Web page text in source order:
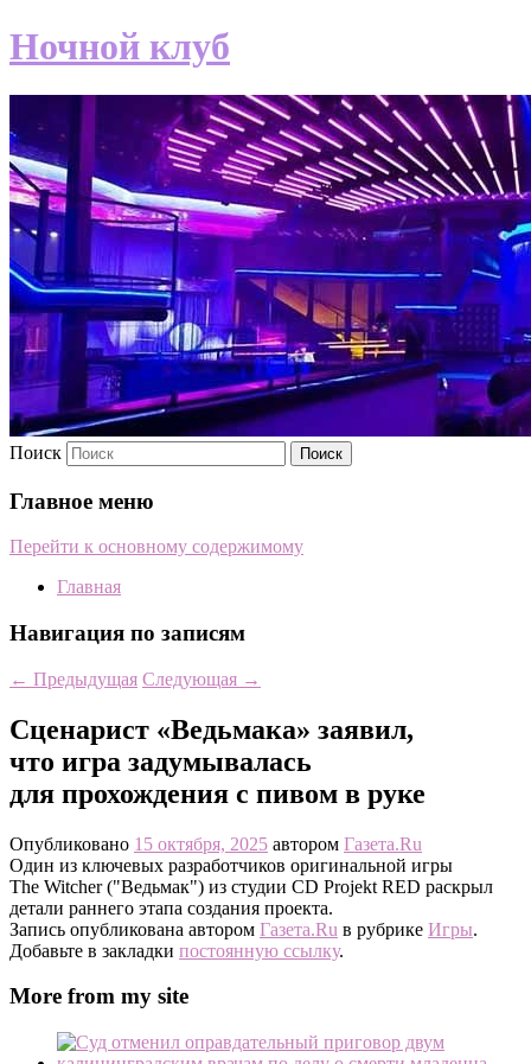
Ночной клуб
Поиск
Главное меню
Перейти к основному содержимому
Главная
Навигация по записям
← Предыдущая Следующая →
Сценарист «Ведьмака» заявил,
что игра задумывалась
для прохождения с пивом в руке
Опубликовано 15 октября, 2025 автором Газета.Ru
Один из ключевых разработчиков оригинальной игры
The Witcher ("Ведьмак") из студии CD Projekt RED раскрыл
детали раннего этапа создания проекта.
Запись опубликована автором Газета.Ru в рубрике Игры.
Добавьте в закладки постоянную ссылку.
More from my site